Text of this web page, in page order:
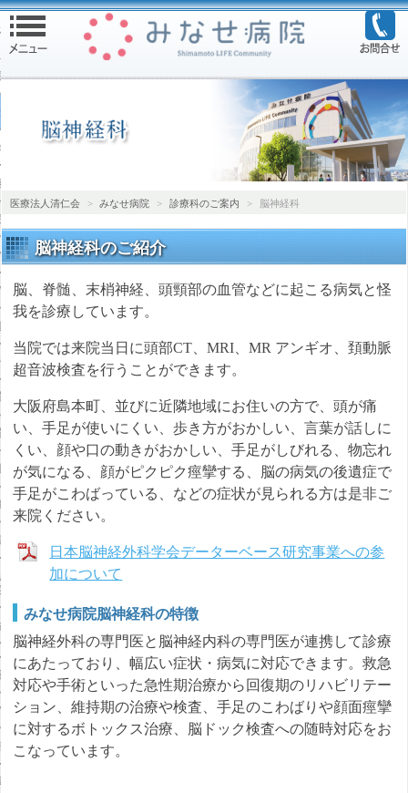
トップ
内
れる方へ
医表
案内
案内
のご案内
ション
科
科
科
科
ハビリ病棟
スリハビリ入院・
ソン病短期集中
のご案内
案内
物のご案内
医療法人清仁会 > みなせ病院 > 診療科のご案内 > 脳神経科
脳神経科のご紹介
脳、脊髄、末梢神経、頭頸部の血管などに起こる病気と怪
我を診療しています。
当院では来院当日に頭部CT、MRI、MR アンギオ、頚動脈
超音波検査を行うことができます。
大阪府島本町、並びに近隣地域にお住いの方で、頭が痛
い、手足が使いにくい、歩き方がおかしい、言葉が話しに
くい、顔や口の動きがおかしい、手足がしびれる、物忘れ
が気になる、顔がピクピク痙攣する、脳の病気の後遺症で
手足がこわばっている、などの症状が見られる方は是非ご
来院ください。
日本脳神経外科学会データーベース研究事業への参
加について
みなせ病院脳神経科の特徴
脳神経外科の専門医と脳神経内科の専門医が連携して診療
にあたっており、幅広い症状・病気に対応できます。救急
対応や手術といった急性期治療から回復期のリハビリテー
ション、維持期の治療や検査、手足のこわばりや顔面痙攣
に対するボトックス治療、脳ドック検査への随時対応をお
こなっています。